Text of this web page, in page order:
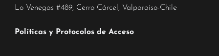
Lo Venegas #489, Cerro Cárcel, Valparaíso-Chile
Políticas y Protocolos de Acceso